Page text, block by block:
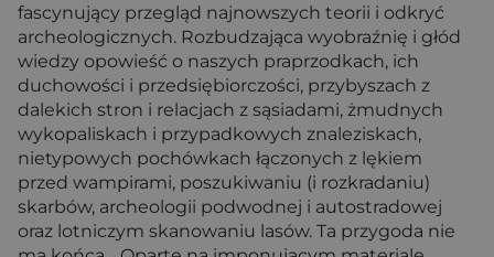
fascynujący przegląd najnowszych teorii i odkryć
archeologicznych. Rozbudzająca wyobraźnię i głód
wiedzy opowieść o naszych praprzodkach, ich
duchowości i przedsiębiorczości, przybyszach z
dalekich stron i relacjach z sąsiadami, żmudnych
wykopaliskach i przypadkowych znaleziskach,
nietypowych pochówkach łączonych z lękiem
przed wampirami, poszukiwaniu (i rozkradaniu)
skarbów, archeologii podwodnej i autostradowej
oraz lotniczym skanowaniu lasów. Ta przygoda nie